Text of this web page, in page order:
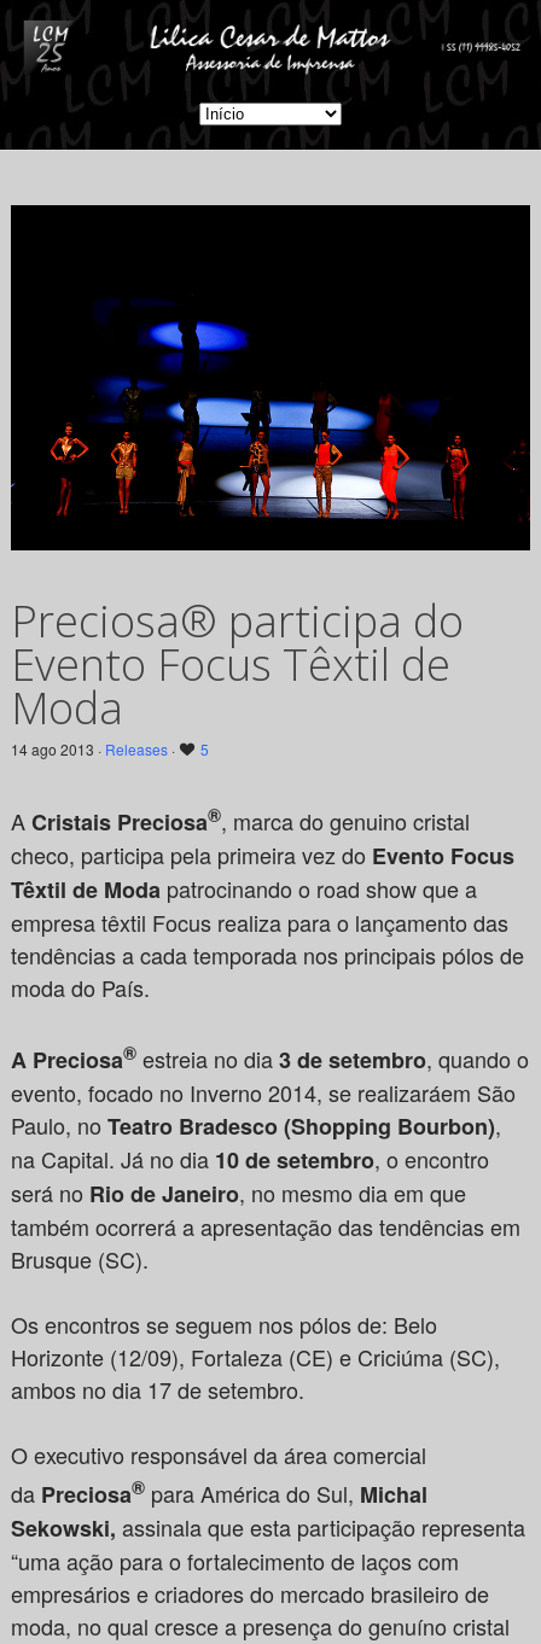
Preciosa® participa do
Evento Focus Têxtil de
Moda
14 ago 2013 · Releases· 5
ACristais Preciosa®, marca do genuino cristal
checo, participa pela primeira vez do Evento Focus
Têxtil de Moda patrocinando o road show que a
empresa têxtil Focus realiza para o lançamento das
tendências a cada temporada nos principais pólos de
moda do País.
A Preciosa®estreia no dia3 de setembro, quando o
evento, focado no Inverno 2014, se realizaráem São
Paulo, no Teatro Bradesco (Shopping Bourbon),
na Capital. Já no dia 10 de setembro, o encontro
será no Rio de Janeiro, no mesmo dia em que
também ocorrerá a apresentação das tendências em
Brusque (SC).
Os encontros se seguem nos pólos de: Belo
Horizonte (12/09), Fortaleza (CE) e Criciúma (SC),
ambos no dia 17 de setembro.
O executivo responsável da área comercial
da Preciosa®para América do Sul, Michal
Sekowski, assinala que esta participação representa
“uma ação para o fortalecimento de laços com
empresários e criadores do mercado brasileiro de
moda, no qual cresce a presença do genuíno cristal